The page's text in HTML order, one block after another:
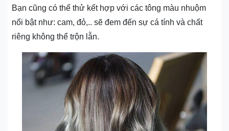
Bạn cũng có thể thử kết hợp với các tông màu nhuộm
nổi bật như: cam, đỏ,.. sẽ đem đến sự cá tính và chất
riêng không thể trộn lẫn.